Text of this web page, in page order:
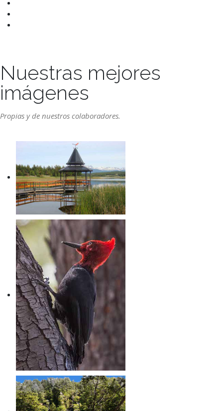
Nuestras mejores
imágenes
Propias y de nuestros colaboradores.